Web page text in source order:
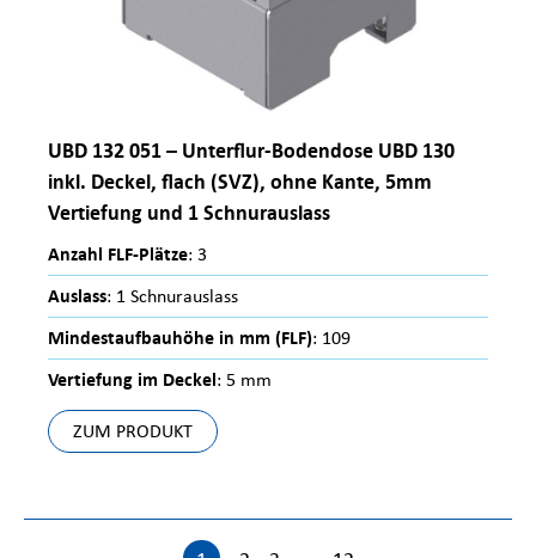
UBD 132 051 – Unterflur-Bodendose UBD 130
inkl. Deckel, flach (SVZ), ohne Kante, 5mm
Vertiefung und 1 Schnurauslass
Anzahl FLF-Plätze: 3
Auslass: 1 Schnurauslass
Mindestaufbauhöhe in mm (FLF): 109
Vertiefung im Deckel: 5 mm
ZUM PRODUKT